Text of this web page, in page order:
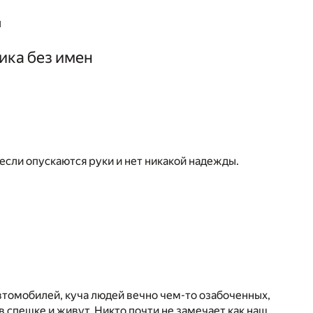
без имен
опускаются руки и нет никакой надежды.
куча людей вечно чем-то озабоченных,